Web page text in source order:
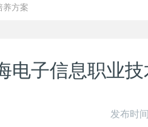
养方案
电子信息职业
发布时